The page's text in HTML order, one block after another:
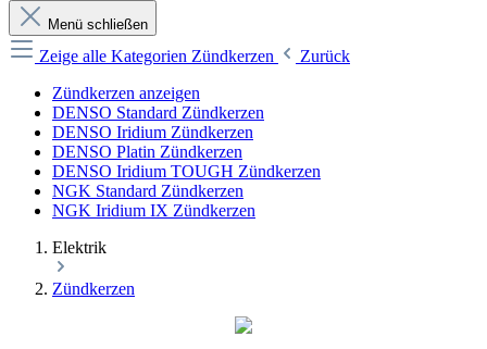
Menü schließen
Zeige alle Kategorien Zündkerzen
Zurück
Zündkerzen anzeigen
DENSO Standard Zündkerzen
DENSO Iridium Zündkerzen
DENSO Platin Zündkerzen
DENSO Iridium TOUGH Zündkerzen
NGK Standard Zündkerzen
NGK Iridium IX Zündkerzen
Elektrik
Zündkerzen